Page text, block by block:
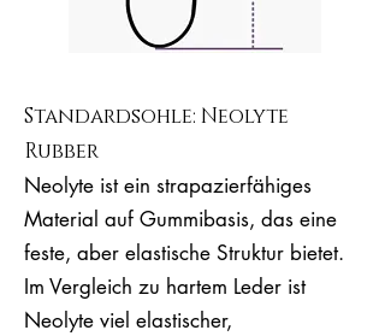
Standardsohle: Neolyte
Rubber
Neolyte ist ein strapazierfähiges
Material auf Gummibasis, das eine
feste, aber elastische Struktur bietet.
Im Vergleich zu hartem Leder ist
Neolyte viel elastischer,